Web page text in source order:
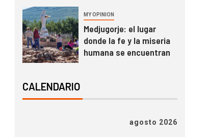
MY OPINION
Medjugorje: el lugar
donde la fe y la miseria
humana se encuentran
CALENDARIO
agosto 2026